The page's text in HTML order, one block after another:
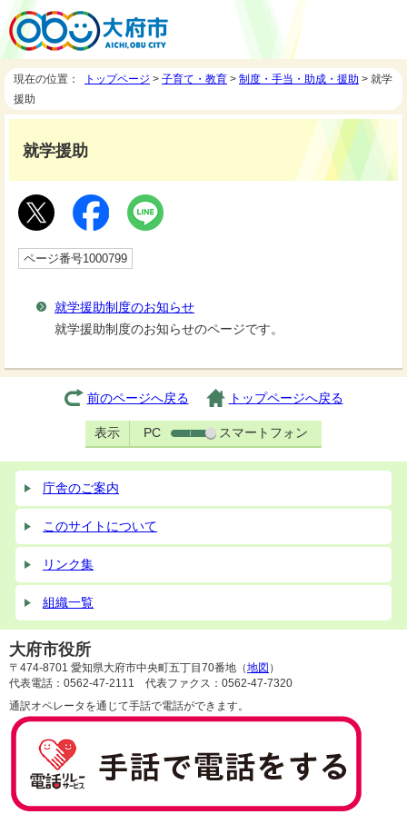
現在の位置： トップページ > 子育て・教育 > 制度・手当・助成・援助 > 就学
援助
就学援助
ページ番号1000799
就学援助制度のお知らせ
就学援助制度のお知らせのページです。
前のページへ戻る トップページへ戻る
表示 PC スマートフォン
庁舎のご案内
このサイトについて
リンク集
組織一覧
大府市役所
〒474-8701 愛知県大府市中央町五丁目70番地（地図 ）
代表電話：0562-47-2111 代表ファクス：0562-47-7320
通訳オペレータを通じて手話で電話ができます。